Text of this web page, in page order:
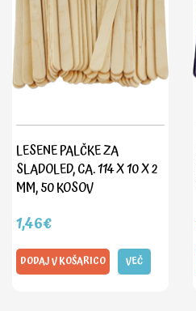
LESENE PALČKE ZA
SLADOLED, CA. 114 X 10 X 2
MM, 50 KOSOV
1,46€
DODAJ V KOŠARICO VEČ